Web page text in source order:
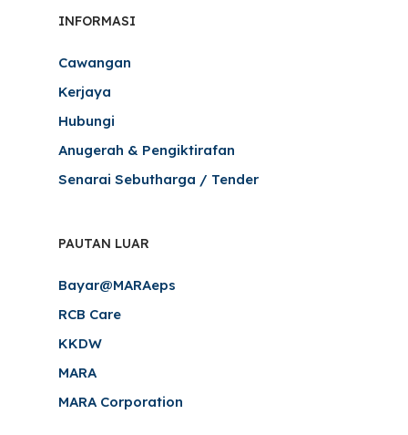
INFORMASI
Cawangan
Kerjaya
Hubungi
Anugerah & Pengiktirafan
Senarai Sebutharga / Tender
PAUTAN LUAR
Bayar@MARAeps
RCB Care
KKDW
MARA
MARA Corporation